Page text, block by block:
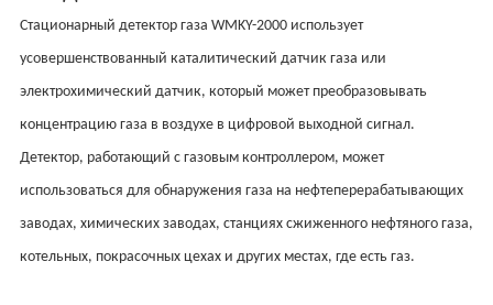
Стационарный детектор газа WMKY-2000 использует
усовершенствованный каталитический датчик газа или
электрохимический датчик, который может преобразовывать
концентрацию газа в воздухе в цифровой выходной сигнал.
Детектор, работающий с газовым контроллером, может
использоваться для обнаружения газа на нефтеперерабатывающих
заводах, химических заводах, станциях сжиженного нефтяного газа,
котельных, покрасочных цехах и других местах, где есть газ.